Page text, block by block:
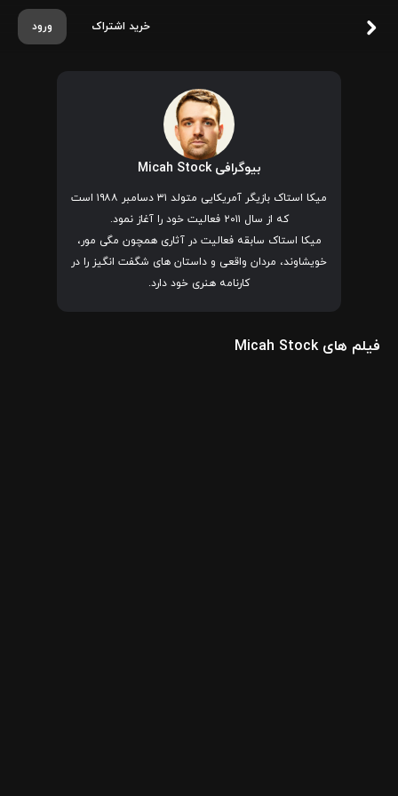
ورود خرید اشتراک
بیوگرافی Micah Stock
میکا استاک بازیگر آمریکایی متولد ۳۱ دسامبر ۱۹۸۸ است
که از سال ۲۰۱۱ فعالیت خود را آغاز نمود.
میکا استاک سابقه فعالیت در آثاری همچون مگی مور،
خویشاوند، مردان واقعی و داستان های شگفت انگیز را در
کارنامه هنری خود دارد.
فیلم های Micah Stock